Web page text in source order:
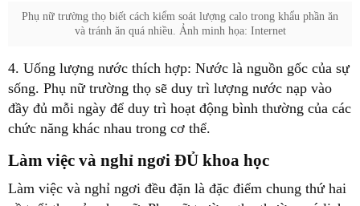
Phụ nữ trường thọ biết cách kiểm soát lượng calo trong khẩu phần ăn
và tránh ăn quá nhiều. Ảnh minh họa: Internet
4. Uống lượng nước thích hợp: Nước là nguồn gốc của sự
sống. Phụ nữ trường thọ sẽ duy trì lượng nước nạp vào
đầy đủ mỗi ngày để duy trì hoạt động bình thường của các
chức năng khác nhau trong cơ thể.
Làm việc và nghỉ ngơi ĐỦ khoa học
Làm việc và nghỉ ngơi đều đặn là đặc điểm chung thứ hai